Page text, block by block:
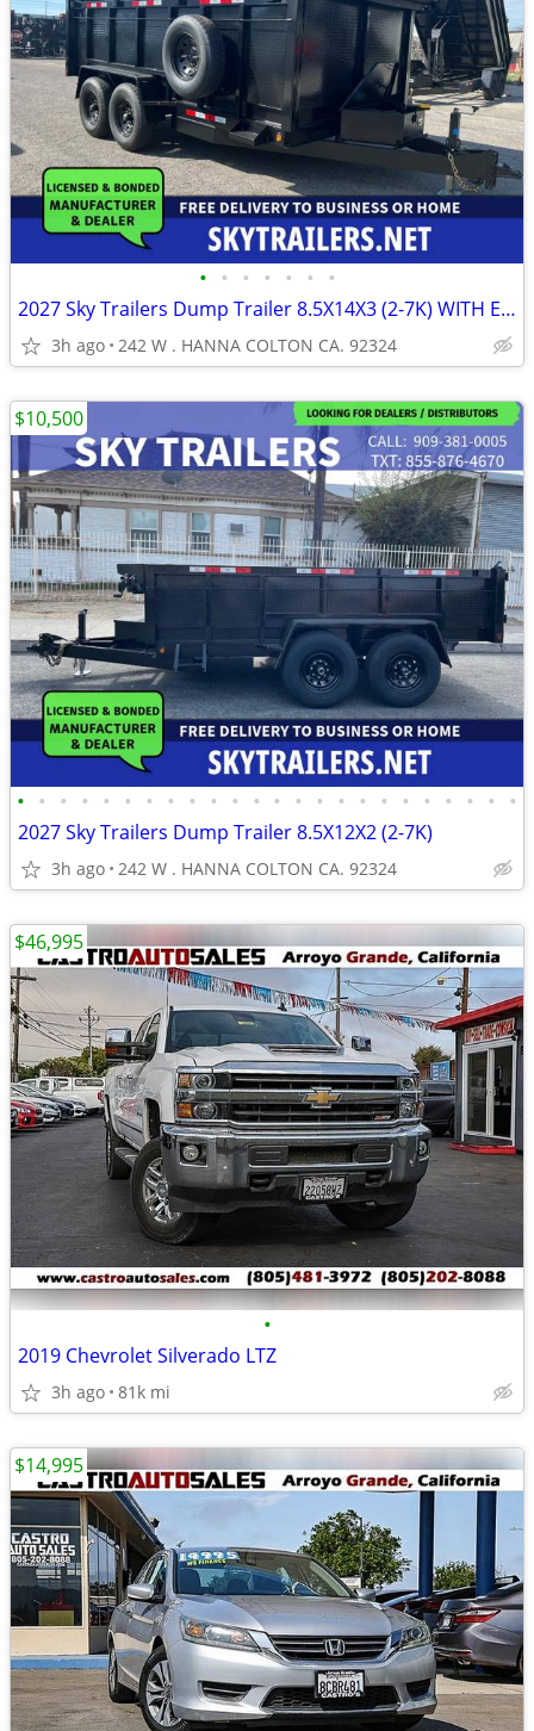
• • • • • • •
2027 Sky Trailers Dump Trailer 8.5X14X3 (2-7K) WITH EXTENSIONS
3h ago 242 W . HANNA COLTON CA. 92324
• • • • • • • • • • • • • • • • • • • • • • • •
2027 Sky Trailers Dump Trailer 8.5X12X2 (2-7K)
3h ago 242 W . HANNA COLTON CA. 92324
$10,500
•
2019 Chevrolet Silverado LTZ
3h ago 81k mi
$46,995
$14,995